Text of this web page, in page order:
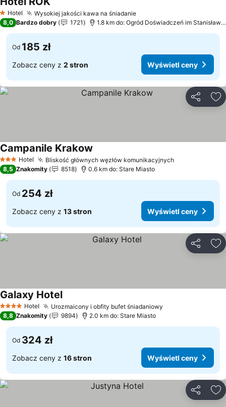
1 Kategoria
Hotel Wysokiej jakości kawa na śniadanie
8,0 Bardzo dobry 1721 1.8 km do: Ogród Doświadczeń im Stanisława Lema
Od 185 zł
Zobacz ceny z 2 stron Wyświetl ceny
3 Kategoria
Hotel Bliskość głównych węzłów komunikacyjnych
Campanile Krakow
8,5 Znakomity 8518 0.6 km do: Stare Miasto
Od 254 zł
Zobacz ceny z 13 stron Wyświetl ceny
4 KategoriaHotel Urozmaicony i obfity bufet śniadaniowy
Galaxy Hotel
8,8 Znakomity 9894 2.0 km do: Stare Miasto
Od 324 zł
Zobacz ceny z 16 stron Wyświetl ceny